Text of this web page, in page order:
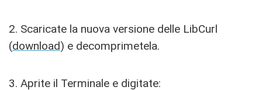
2. Scaricate la nuova versione delle LibCurl
(download) e decomprimetela.
3. Aprite il Terminale e digitate: